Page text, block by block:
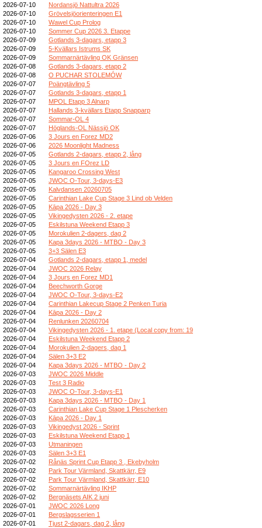
2026-07-10
Nordansjö Nattultra 2026
2026-07-10
Grövelsjöorienteringen E1
2026-07-10
Wawel Cup Prolog
2026-07-10
Sommer Cup 2026 3. Etappe
2026-07-09
Gotlands 3-dagars, etapp 3
2026-07-09
5-Kvällars Istrums SK
2026-07-09
Sommarnärtävling OK Gränsen
2026-07-08
Gotlands 3-dagars, etapp 2
2026-07-08
O PUCHAR STOLEMÓW
2026-07-07
Poängtävling 5
2026-07-07
Gotlands 3-dagars, etapp 1
2026-07-07
MPOL Etapp 3 Alnarp
2026-07-07
Hallands 3-kvällars Etapp Snapparp
2026-07-07
Sommar-OL 4
2026-07-07
Höglands-OL Nässjö OK
2026-07-06
3 Jours en Forez MD2
2026-07-06
2026 Moonlight Madness
2026-07-05
Gotlands 2-dagars, etapp 2, lång
2026-07-05
3 Jours en FOrez LD
2026-07-05
Kangaroo Crossing West
2026-07-05
JWOC O-Tour, 3-days-E3
2026-07-05
Kalvdansen 20260705
2026-07-05
Carinthian Lake Cup Stage 3 Lind ob Velden
2026-07-05
Kāpa 2026 - Day 3
2026-07-05
Vikingedysten 2026 - 2. etape
2026-07-05
Eskilstuna Weekend Etapp 3
2026-07-05
Morokulien 2-dagers, dag 2
2026-07-05
Kapa 3days 2026 - MTBO - Day 3
2026-07-05
3+3 Sälen E3
2026-07-04
Gotlands 2-dagars, etapp 1, medel
2026-07-04
JWOC 2026 Relay
2026-07-04
3 Jours en Forez MD1
2026-07-04
Beechworth Gorge
2026-07-04
JWOC O-Tour, 3-days-E2
2026-07-04
Carinthian Lakecup Stage 2 Penken Turia
2026-07-04
Kāpa 2026 - Day 2
2026-07-04
Renlunken 20260704
2026-07-04
Vikingedysten 2026 - 1. etape (Local copy from: 19
2026-07-04
Eskilstuna Weekend Etapp 2
2026-07-04
Morokulien 2-dagers, dag 1
2026-07-04
Sälen 3+3 E2
2026-07-04
Kapa 3days 2026 - MTBO - Day 2
2026-07-03
JWOC 2026 Middle
2026-07-03
Test 3 Radio
2026-07-03
JWOC O-Tour, 3-days-E1
2026-07-03
Kapa 3days 2026 - MTBO - Day 1
2026-07-03
Carinthian Lake Cup Stage 1 Plescherken
2026-07-03
Kāpa 2026 - Day 1
2026-07-03
Vikingedyst 2026 - Sprint
2026-07-03
Eskilstuna Weekend Etapp 1
2026-07-03
Utmaningen
2026-07-03
Sälen 3+3 E1
2026-07-02
Rånäs Sprint Cup Etapp 3 , Ekebyholm
2026-07-02
Park Tour Värmland, Skattkärr, E9
2026-07-02
Park Tour Värmland, Skattkärr, E10
2026-07-02
Sommarnärtävling IKHP
2026-07-02
Bergnäsets AIK 2 juni
2026-07-01
JWOC 2026 Long
2026-07-01
Bergslagsserien 1
2026-07-01
Tjust 2-dagars, dag 2, lång